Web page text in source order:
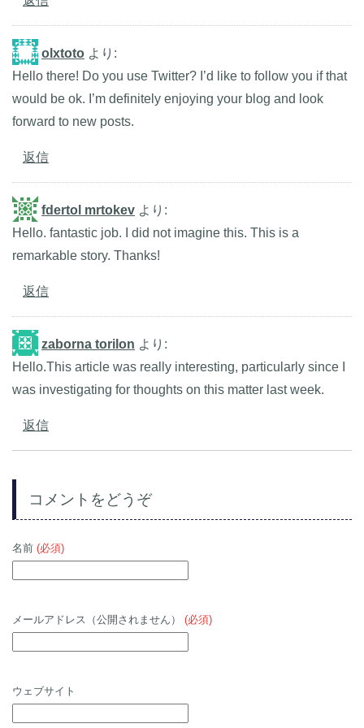
olxtoto より:
Hello there! Do you use Twitter? I’d like to follow you if that
would be ok. I’m definitely enjoying your blog and look
forward to new posts.
返信
fdertol mrtokev より:
Hello. fantastic job. I did not imagine this. This is a
remarkable story. Thanks!
返信
zaborna torilon より:
Hello.This article was really interesting, particularly since I
was investigating for thoughts on this matter last week.
返信
コメントをどうぞ
名前 (必須)
メールアドレス（公開されません） (必須)
ウェブサイト